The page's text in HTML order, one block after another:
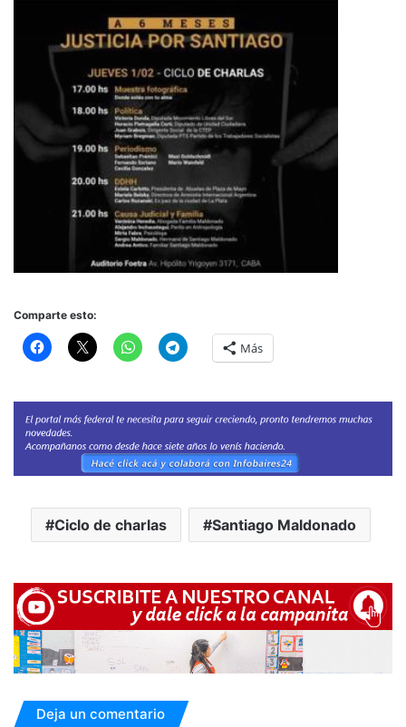
Comparte esto:
Más
Ciclo de charlas Santiago Maldonado
Deja un comentario